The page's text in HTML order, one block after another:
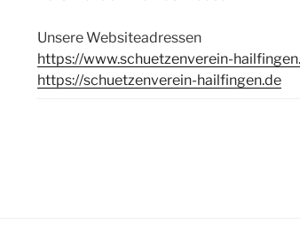
Unsere Websiteadressen
https://www.schuetzenverein-
https://schuetzenverein-hailfingen.de